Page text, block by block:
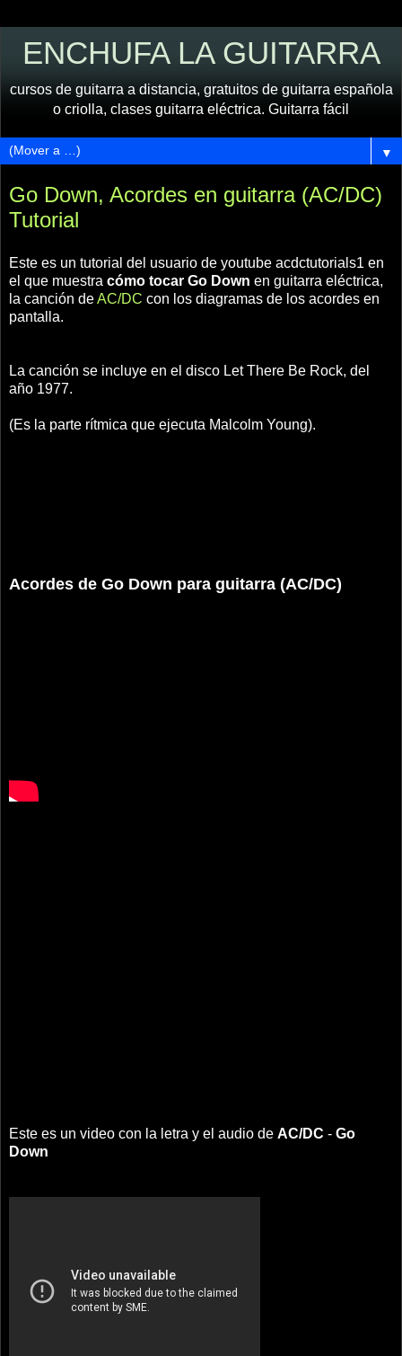
ENCHUFA LA GUITARRA
cursos de guitarra a distancia, gratuitos de guitarra española
o criolla, clases guitarra eléctrica. Guitarra fácil
▼
Go Down, Acordes en guitarra (AC/DC)
Tutorial
Este es un tutorial del usuario de youtube acdctutorials1 en
el que muestra cómo tocar Go Down en guitarra eléctrica,
la canción deAC/DC con los diagramas de los acordes en
pantalla.
La canción se incluye en el disco Let There Be Rock, del
año 1977.
(Es la parte rítmica que ejecuta Malcolm Young).
Acordes de Go Down para guitarra (AC/DC)
Este es un video con la letra y el audio de AC/DC - Go
Down